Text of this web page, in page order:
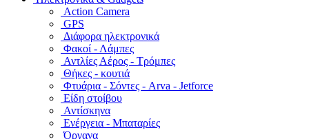
Action Camera
GPS
Διάφορα ηλεκτρονικά
Φακοί - Λάμπες
Αντλίες Αέρος - Τρόμπες
Θήκες - κουτιά
Φτυάρια - Σόντες - Arva - Jetforce
Είδη στοίβου
Αντίσκηνα
Ενέργεια - Μπαταρίες
Όργανα